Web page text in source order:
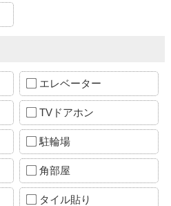
エレベーター
TVドアホン
駐輪場
角部屋
タイル貼り